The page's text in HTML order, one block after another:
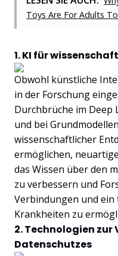
Toys Are For Adults
1. KI für
Obwohl künstliche
in der Forschung
Durchbrüche im Deep
und bei
wissenschaftlicher
ermöglichen,
das Wissen über den
zu verbessern und
Verbindungen und
Krankheiten zu
2. Technologien zur
Datenschutzes